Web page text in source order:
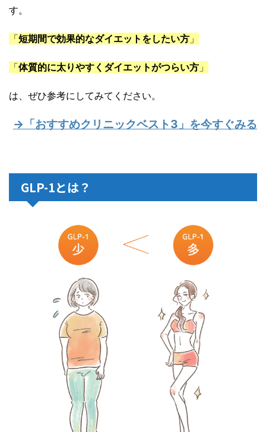
す。
「短期間で効果的なダイエットをしたい方 」
「体質的に太りやすくダイエットがつらい方 」
は、ぜひ参考にしてみてください。
→「おすすめクリニックベスト3」を今すぐみる
GLP-1とは？